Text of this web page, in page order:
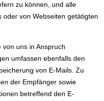
zu können, und alle
von Webseiten getätigten
von uns in Anspruch
umfassen ebenfalls den
von E-Mails. Zu
der Empfänger sowie
betreffend den E-